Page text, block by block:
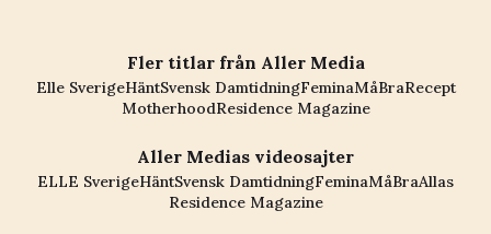
Fler titlar från Aller Media
Elle SverigeHäntSvensk DamtidningFeminaMåBraRecept
MotherhoodResidence Magazine
Aller Medias videosajter
ELLE SverigeHäntSvensk DamtidningFeminaMåBraAllas
Residence Magazine